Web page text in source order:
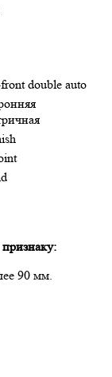
double auto
90 мм.